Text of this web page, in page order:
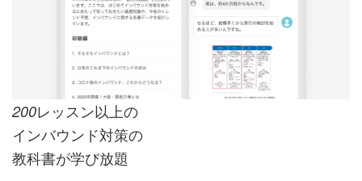
200レッスン以上の
インバウンド対策の
教科書が学び放題